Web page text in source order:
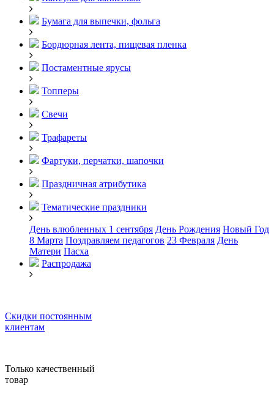
Бумага для выпечки, фольга
Бордюрная лента, пищевая пленка
Постаментные ярусы
Топперы
Свечи
Трафареты
Фартуки, перчатки, шапочки
Праздничная атрибутика
Тематические праздники
День влюбленных 1 сентября День Рождения Новый Год
8 Марта Поздравляем педагогов 23 Февраля День
Матери Пасха
Распродажа
Скидки постоянным
клиентам
Только качественный
товар